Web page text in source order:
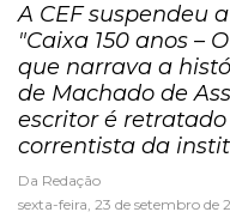
A CEF suspendeu
"Caixa 150 anos –
que narrava a
de Machado de
escritor é
correntista da
Da Redação
sexta-feira, 23 de setembro de